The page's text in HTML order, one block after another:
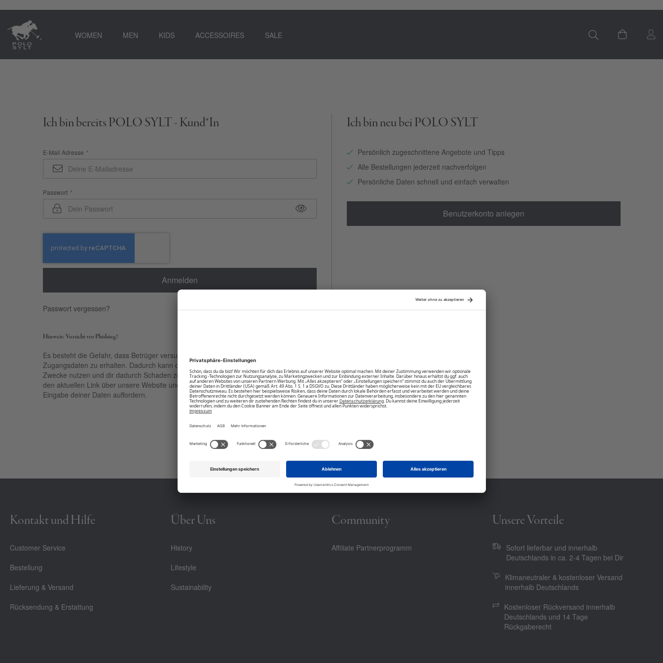
WOMEN MEN KIDS ACCESSOIRES SALE
Mein
Ich bin bereits POLO SYLT - Kund*In
E-Mail Adresse
Passwort
Anmelden
Passwort vergessen?
Hinweis: Vorsicht vor Phishing!
Es besteht die Gefahr, dass Betrüger versuchen, über gefälschte Links deine
Zugangsdaten zu erhalten. Dadurch kann der Empfänger deinen Account für seine
Zwecke nutzen und dir dadurch Schaden zufügen. Nutze daher für deinen Log-In nur
den aktuellen Link über unsere Website und sei kritisch bei E-Mails, die dich zur
Eingabe deiner Daten auffordern.
Ich bin neu bei POLO SYLT
Persönlich zugeschnittene Angebote und Tipps
Alle Bestellungen jederzeit nachverfolgen
Persönliche Daten schnell und einfach verwalten
Benutzerkonto anlegen
Kontakt und Hilfe
Customer Service
Bestellung
Lieferung & Versand
Rücksendung & Erstattung
Über Uns
History
Lifestyle
Sustainability
Community
Affiliate Partnerprogramm
Unsere Vorteile
Sofort lieferbar und innerhalb
Deutschlands in ca. 2-4 Tagen bei Dir
Klimaneutraler & kostenloser Versand
innerhalb Deutschlands
Kostenloser Rückversand innerhalb
Deutschlands und 14 Tage
Rückgaberecht